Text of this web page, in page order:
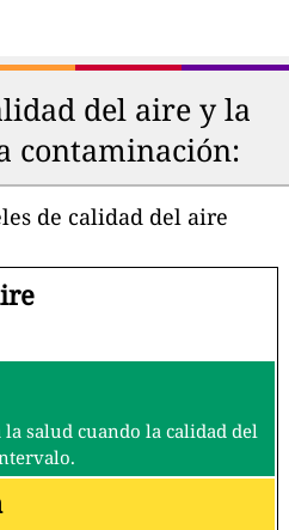
del aire y la
contaminación:
de calidad del aire
salud cuando la calidad del